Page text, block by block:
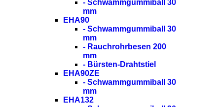
- Schwammgummiball 30
mm
EHA90
- Schwammgummiball 30
mm
- Rauchrohrbesen 200
mm
- Bürsten-Drahtstiel
EHA90ZE
- Schwammgummiball 30
mm
EHA132